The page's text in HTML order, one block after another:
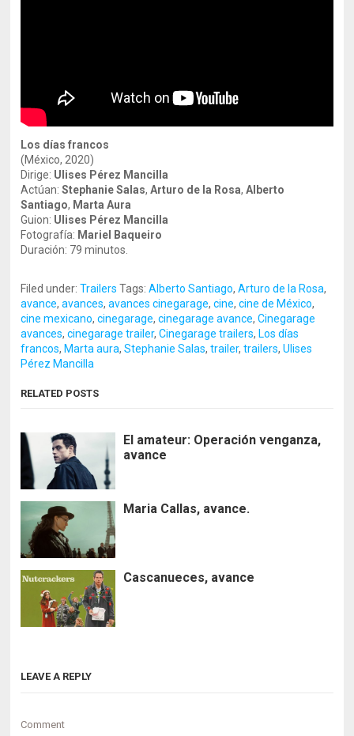
Los días francos
(México, 2020)
Dirige: Ulises Pérez Mancilla
Actúan:Stephanie Salas,Arturo de la Rosa,Alberto
Santiago, Marta Aura
Guion: Ulises Pérez Mancilla
Fotografía: Mariel Baqueiro
Duración: 79 minutos.
Filed under:Trailers Tags:Alberto Santiago,Arturo de la Rosa,
avance,avances,avances cinegarage,cine,cine de México,
cine mexicano,cinegarage,cinegarage avance,Cinegarage
avances,cinegarage trailer,Cinegarage trailers, Los días
francos, Marta aura,Stephanie Salas,trailer,trailers,Ulises
Pérez Mancilla
RELATED POSTS
El amateur: Operación venganza,
avance
Maria Callas, avance.
Cascanueces, avance
LEAVE A REPLY
Comment